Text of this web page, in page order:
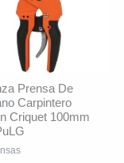
Prensa De
Carpintero
Criquet 100mm